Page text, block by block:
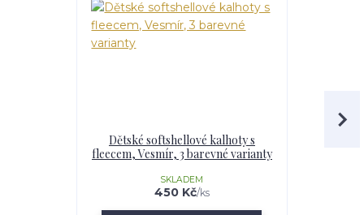
Dětské softshellové kalhoty s
fleecem, Vesmír, 3 barevné varianty
450 Kč/ks
SKLADEM